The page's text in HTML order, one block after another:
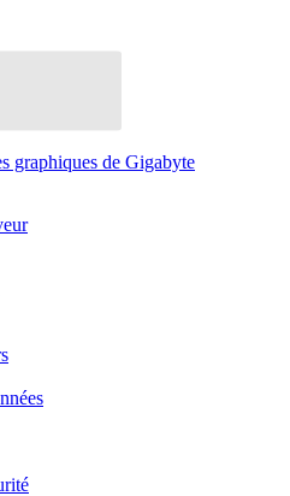
graphiques de Gigabyte